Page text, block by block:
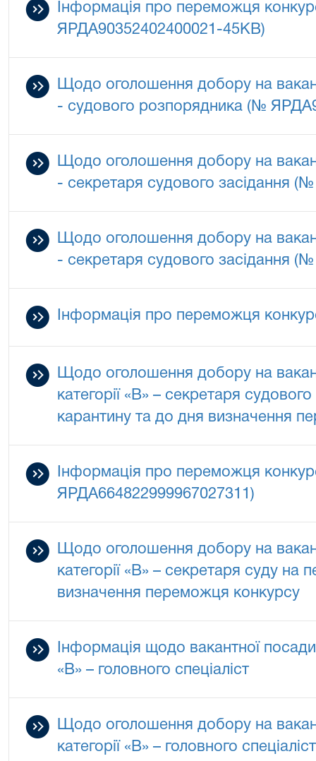
Інформація про переможця
ЯРДА90352402400021-45КВ)
Щодо оголошення добору на
- судового розпорядника (№
Щодо оголошення добору на
- секретаря судового засідання
Щодо оголошення добору на
- секретаря судового засідання
Інформація про переможця
Щодо оголошення добору на
категорії «В» – секретаря судового
карантину та до дня визначення
Інформація про переможця
ЯРДА664822999967027311)
Щодо оголошення добору на
категорії «В» – секретаря суду на
визначення переможця конкурсу
Інформація щодо вакантної
«В» – головного спеціаліст
Щодо оголошення добору на
категорії «В» – головного